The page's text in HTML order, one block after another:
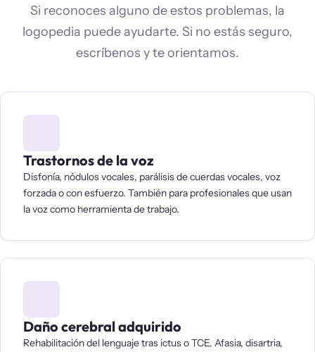
Si reconoces alguno de estos problemas, la
logopedia puede ayudarte. Si no estás seguro,
escríbenos y te orientamos.
Trastornos de la voz
Disfonía, nódulos vocales, parálisis de cuerdas vocales, voz
forzada o con esfuerzo. También para profesionales que usan
la voz como herramienta de trabajo.
Daño cerebral adquirido
Rehabilitación del lenguaje tras ictus o TCE. Afasia, disartria,